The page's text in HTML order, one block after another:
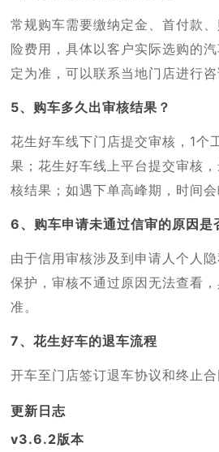
常规购车需要缴纳定金、首付款
险费用，具体以客户实际选购的
定为准，可以联系当地门店进行咨
5、购车多久出审核结果？
花生好车线下门店提交审核，1个
果；花生好车线上平台提交审核
核结果；如遇下单高峰期，时间会
6、购车申请未通过信审的原因是
由于信用审核涉及到申请人个人
保护，审核不通过原因无法查看
准。
7、花生好车的退车流程
开车至门店签订退车协议和终止合
更新日志
v3.6.2版本